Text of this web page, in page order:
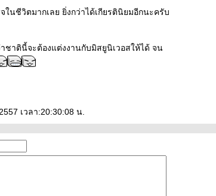
นชีวิตมากเลย ยิ่งกว่าได้เกียรตินิยมอีกนะครับ
ชาตินี้จะต้องแต่งงานกับมิสยูนิเวอสให้ได้ จน
เวลา:20:30:08 น.